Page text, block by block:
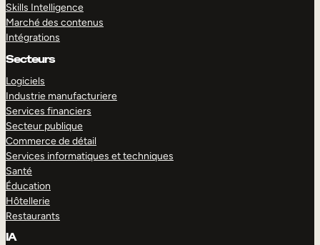
Skills Intelligence
Marché des contenus
Intégrations
Secteurs
Logiciels
Industrie manufacturiere
Services financiers
Secteur publique
Commerce de détail
Services informatiques et techniques
Santé
Éducation
Hôtellerie
Restaurants
IA